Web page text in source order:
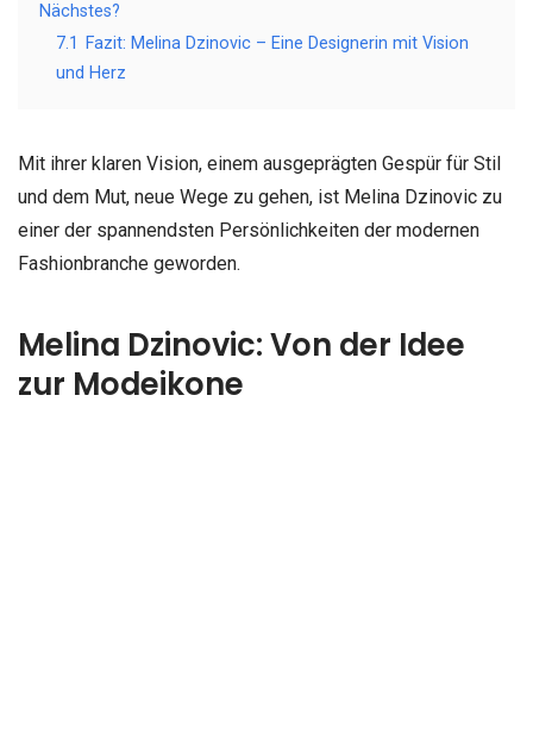
Nächstes?
7.1
Fazit: Melina Dzinovic – Eine Designerin mit Vision
und Herz
Mit ihrer klaren Vision, einem ausgeprägten Gespür für Stil
und dem Mut, neue Wege zu gehen, ist Melina Dzinovic zu
einer der spannendsten Persönlichkeiten der modernen
Fashionbranche geworden.
Melina Dzinovic: Von der Idee
zur Modeikone